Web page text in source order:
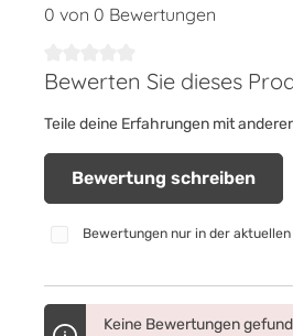
0 von 0 Bewertungen
Durchschnittliche Bewertung von 0
Bewerten Sie dieses
Teile deine Erfahrungen mit
Bewertung schreiben
Bewertungen nur in der
Keine Bewertungen